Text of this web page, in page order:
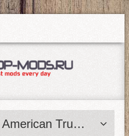
Truck Simulator